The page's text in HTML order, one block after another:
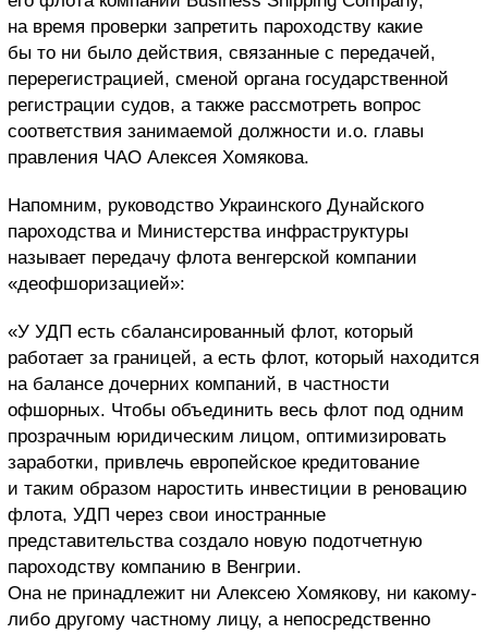
на время проверки запретить пароходству какие
бы то ни было действия, связанные с передачей,
перерегистрацией, сменой органа государственной
регистрации судов, а также рассмотреть вопрос
соответствия занимаемой должности и.о. главы
правления ЧАО Алексея Хомякова.
Напомним, руководство Украинского Дунайского
пароходства и Министерства инфраструктуры
называет передачу флота венгерской компании
«деофшоризацией»:
«У УДП есть сбалансированный флот, который
работает за границей, а есть флот, который находится
на балансе дочерних компаний, в частности
офшорных. Чтобы объединить весь флот под одним
прозрачным юридическим лицом, оптимизировать
заработки, привлечь европейское кредитование
и таким образом наростить инвестиции в реновацию
флота, УДП через свои иностранные
представительства создало новую подотчетную
пароходству компанию в Венгрии.
Она не принадлежит ни Алексею Хомякову, ни какому-
либо другому частному лицу, а непосредственно